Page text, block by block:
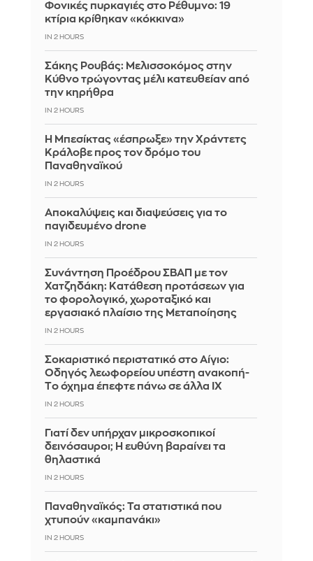
Φονικές πυρκαγιές στο Ρέθυμνο: 19
κτίρια κρίθηκαν «κόκκινα»
IN 2 HOURS
Σάκης Ρουβάς: Μελισσοκόμος στην
Κύθνο τρώγοντας μέλι κατευθείαν από
την κηρήθρα
IN 2 HOURS
Η Μπεσίκτας «έσπρωξε» την Χράντετς
Κράλοβε προς τον δρόμο του
Παναθηναϊκού
IN 2 HOURS
Αποκαλύψεις και διαψεύσεις για το
παγιδευμένο drone
IN 2 HOURS
Συνάντηση Προέδρου ΣΒΑΠ με τον
Χατζηδάκη: Κατάθεση προτάσεων για
το φορολογικό, χωροταξικό και
εργασιακό πλαίσιο της Μεταποίησης
IN 2 HOURS
Σοκαριστικό περιστατικό στο Αίγιο:
Οδηγός λεωφορείου υπέστη ανακοπή-
Tο όχημα έπεφτε πάνω σε άλλα ΙΧ
IN 2 HOURS
Γιατί δεν υπήρχαν μικροσκοπικοί
δεινόσαυροι; Η ευθύνη βαραίνει τα
θηλαστικά
IN 2 HOURS
Παναθηναϊκός: Τα στατιστικά που
χτυπούν «καμπανάκι»
IN 2 HOURS